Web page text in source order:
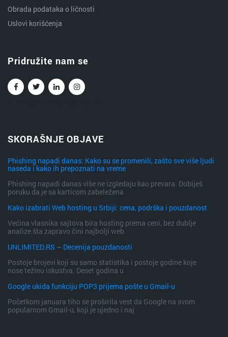
Obrada podataka o ličnosti
Uslovi korišćenja
Pridružite nam se
SKORAŠNJE OBJAVE
Phishing napadi danas: Kako su se promenili, zašto sve više ljudi
naseda i kako ih prepoznati na vreme
Phishing napadi danas više ne izgledaju kao prevara. Dobiješ
poruku da je sa karticom zabeležena
Kako izabrati Web hosting u Srbiji: cena, podrška i pouzdanost
Većina vlasnika sajtova bira hosting prema ceni, bez dublje
analize šta zapravo čini najbolji web
UNLIMITED.RS – Decenija pouzdanosti
Postoje brojevi koji su samo statistika i postoje godine koje
nose težinu iskustva. Deset godina u
Google ukida funkciju POP3 prijema pošte u Gmail-u
Početkom januara tiho se proširila vest da Google na svom
popularnom Gmail-u, koji je ujedno i naj